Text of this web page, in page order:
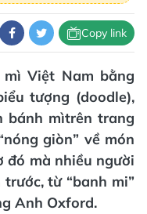
Copy link
Việt Nam bằng
tượng (doodle),
bánh mìtrên trang
giòn” về món
đó mà nhiều người
từ “banh mi”
Anh Oxford.